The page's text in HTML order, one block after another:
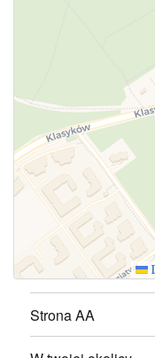
Strona AA